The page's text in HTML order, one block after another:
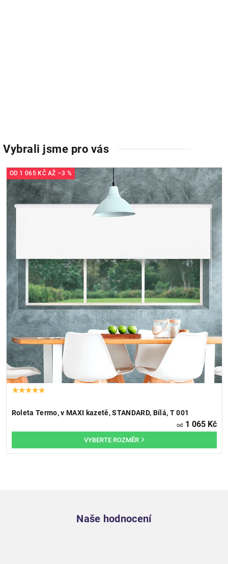
OD 1 065 KČAŽ –3 %
Roleta Termo, v MAXI kazetě, STANDARD, Bílá, T 001
od 1 065 Kč
Naše hodnocení